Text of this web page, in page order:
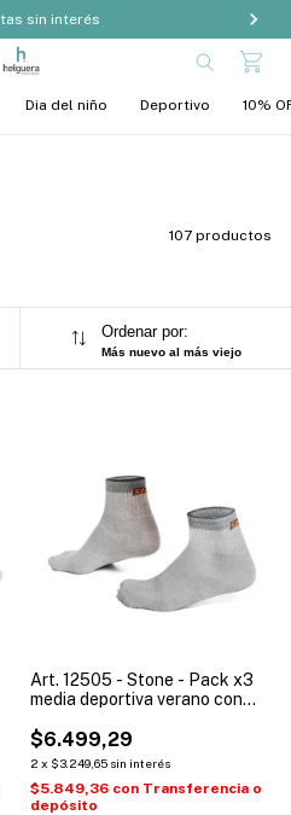
sin interés
Dia del niño Deportivo 10%
107 productos
Ordenar por:
Más nuevo al más viejo
Art. 12505 - Stone - Pack x3
media deportiva verano con
$6.499,29
2 x $3.249,65 sin interés
$5.849,36 con Transferencia o
depósito